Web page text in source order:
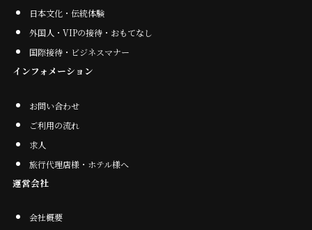
日本文化・伝統体験
外国人・VIPの接待・おもてなし
国際接待・ビジネスマナー
インフォメーション
お問い合わせ
ご利用の流れ
求人
旅行代理店様・ホテル様へ
運営会社
会社概要